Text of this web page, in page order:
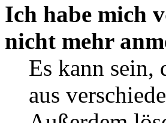
Ich habe mich
nicht mehr
Es kann sein,
aus